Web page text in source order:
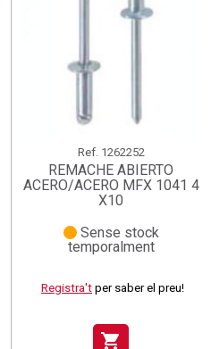
Ref. 1262252
REMACHE ABIERTO
ACERO/ACERO MFX 1041 4
X10
Sense stock
temporalment
Registra't per saber el preu!
shopping_cart